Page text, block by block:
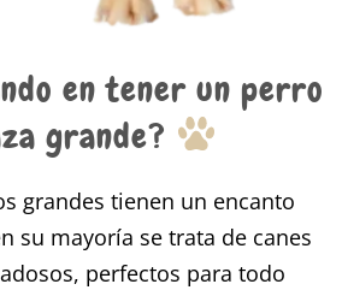
en tener un perro
grande?
grandes tienen un encanto
su mayoría se trata de canes
perfectos para todo